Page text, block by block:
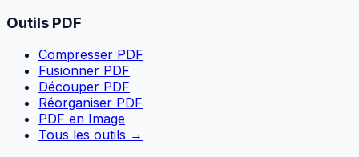
Outils PDF
Compresser PDF
Fusionner PDF
Découper PDF
Réorganiser PDF
PDF en Image
Tous les outils →